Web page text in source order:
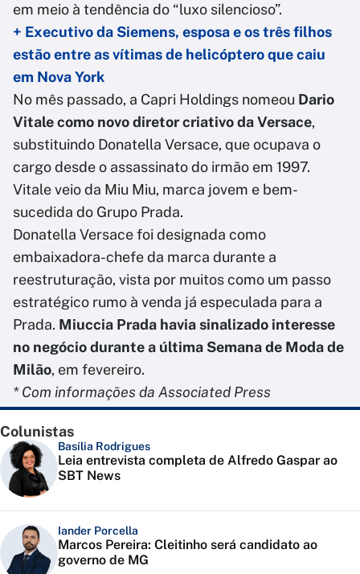
em meio à tendência do “luxo silencioso”.
+ Executivo da Siemens, esposa e os três filhos
estão entre as vítimas de helicóptero que caiu
em Nova York
No mês passado, a Capri Holdings nomeou Dario
Vitale como novo diretor criativo da Versace,
substituindo Donatella Versace, que ocupava o
cargo desde o assassinato do irmão em 1997.
Vitale veio da Miu Miu, marca jovem e bem-
sucedida do Grupo Prada.
Donatella Versace foi designada como
embaixadora-chefe da marca durante a
reestruturação, vista por muitos como um passo
estratégico rumo à venda já especulada para a
Prada. Miuccia Prada havia sinalizado interesse
no negócio durante a última Semana de Moda de
Milão, em fevereiro.
* Com informações da Associated Press
Colunistas
Basília Rodrigues
Leia entrevista completa de Alfredo Gaspar ao
SBT News
Iander Porcella
Marcos Pereira: Cleitinho será candidato ao
governo de MG